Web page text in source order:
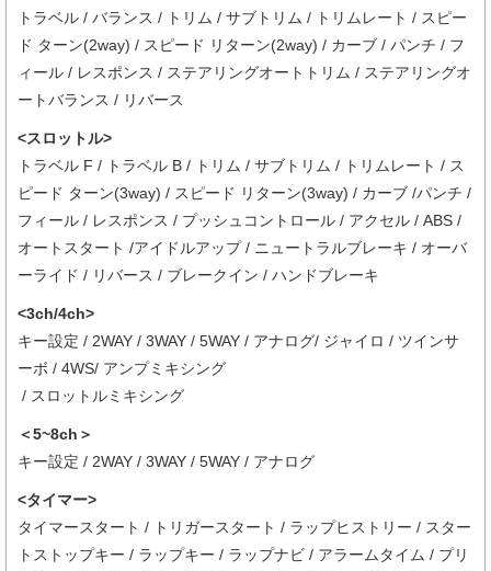
トラベル / バランス / トリム / サブトリム / トリムレート / スピー
ド ターン(2way) / スピード リターン(2way) / カーブ / パンチ / フ
ィール / レスポンス / ステアリングオートトリム / ステアリングオ
ートバランス / リバース
<スロットル>
トラベル F / トラベル B / トリム / サブトリム / トリムレート / ス
ピード ターン(3way) / スピード リターン(3way) / カーブ /パンチ /
フィール / レスポンス / プッシュコントロール / アクセル / ABS /
オートスタート /アイドルアップ / ニュートラルブレーキ / オーバ
ーライド / リバース / ブレークイン / ハンドブレーキ
<3ch/4ch>
キー設定 / 2WAY / 3WAY / 5WAY / アナログ/ ジャイロ / ツインサ
ーボ / 4WS/ アンプミキシング
/ スロットルミキシング
＜5~8ch＞
キー設定 / 2WAY / 3WAY / 5WAY / アナログ
<タイマー>
タイマースタート / トリガースタート / ラップヒストリー / スター
トストップキー / ラップキー / ラップナビ / アラームタイム / プリ